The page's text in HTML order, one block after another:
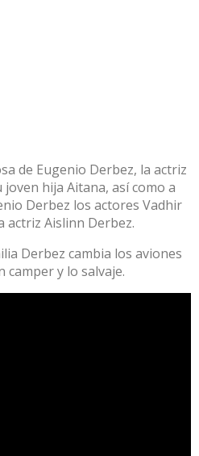
de Eugenio Derbez, la actriz
joven hija Aitana, así como a
Derbez los actores Vadhir
actriz Aislinn Derbez.
Derbez cambia los aviones
camper y lo salvaje.